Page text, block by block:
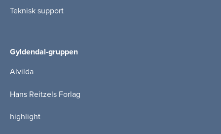
Teknisk support
Gyldendal-gruppen
Alvilda
Hans Reitzels Forlag
highlight